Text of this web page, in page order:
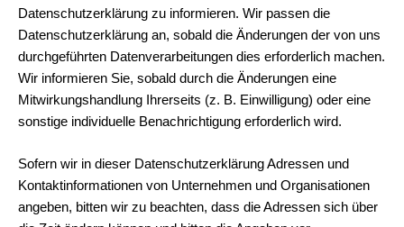
Datenschutzerklärung zu informieren. Wir passen die
Datenschutzerklärung an, sobald die Änderungen der von uns
durchgeführten Datenverarbeitungen dies erforderlich machen.
Wir informieren Sie, sobald durch die Änderungen eine
Mitwirkungshandlung Ihrerseits (z. B. Einwilligung) oder eine
sonstige individuelle Benachrichtigung erforderlich wird.
Sofern wir in dieser Datenschutzerklärung Adressen und
Kontaktinformationen von Unternehmen und Organisationen
angeben, bitten wir zu beachten, dass die Adressen sich über